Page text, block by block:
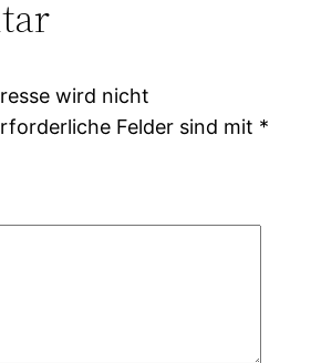
wird nicht
Felder sind mit *